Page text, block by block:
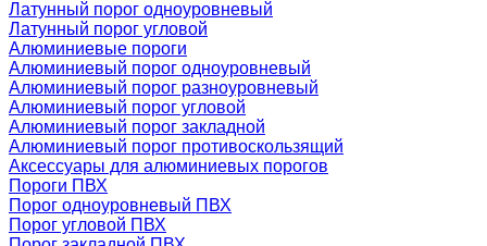
Латунный порог одноуровневый
Латунный порог угловой
Алюминиевые пороги
Алюминиевый порог одноуровневый
Алюминиевый порог разноуровневый
Алюминиевый порог угловой
Алюминиевый порог закладной
Алюминиевый порог противоскользящий
Аксессуары для алюминиевых порогов
Пороги ПВХ
Порог одноуровневый ПВХ
Порог угловой ПВХ